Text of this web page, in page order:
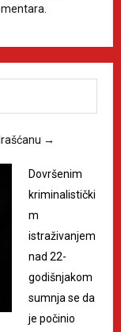
→
Dovršenim
kriminalistički
m
istraživanjem
nad 22-
godišnjakom
sumnja se da
je počinio